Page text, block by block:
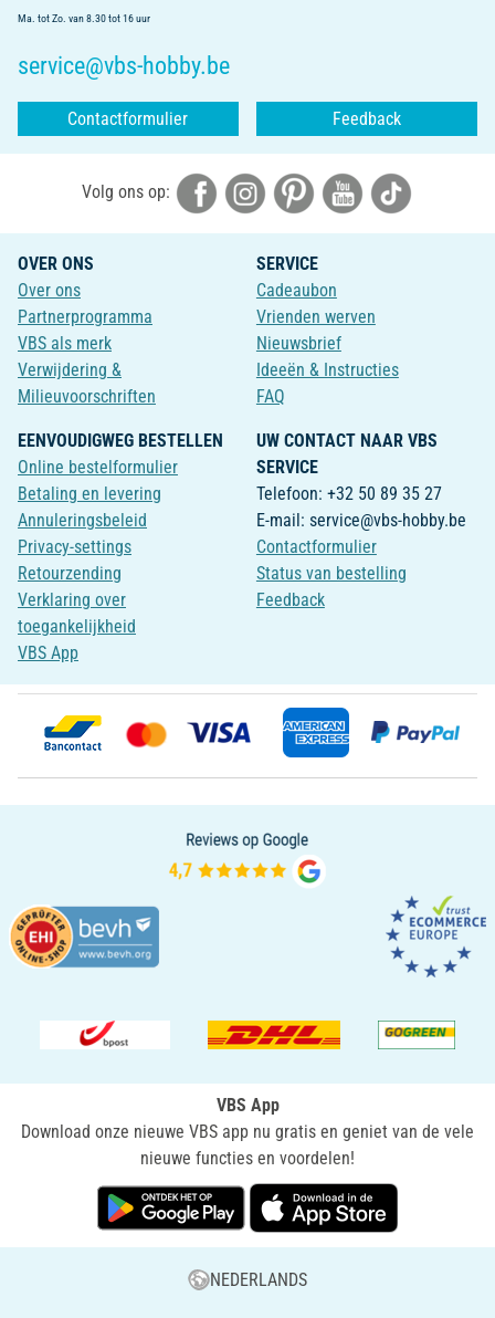
Ma. tot Zo. van 8.30 tot 16 uur
service@vbs-hobby.be
Contactformulier Feedback
Volg ons op:
OVER ONS
Over ons
Partnerprogramma
VBS als merk
Verwijdering &
Milieuvoorschriften
SERVICE
Cadeaubon
Vrienden werven
Nieuwsbrief
Ideeën & Instructies
FAQ
EENVOUDIGWEG BESTELLEN
Online bestelformulier
Betaling en levering
Annuleringsbeleid
Privacy-settings
Retourzending
Verklaring over
toegankelijkheid
VBS App
UW CONTACT NAAR VBS
SERVICE
Telefoon: +32 50 89 35 27
E-mail: service@vbs-hobby.be
Contactformulier
Status van bestelling
Feedback
VBS App
Download onze nieuwe VBS app nu gratis en geniet van de vele
nieuwe functies en voordelen!
NEDERLANDS